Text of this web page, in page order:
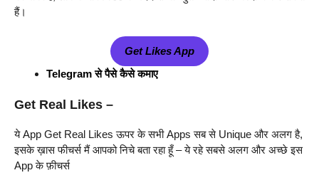
हैं।
Get Likes App
Telegram से पैसे कैसे कमाए
Get Real Likes –
ये App Get Real Likes ऊपर के सभी Apps सब से Unique और अलग है,
इसके ख़ास फीचर्स मैं आपको निचे बता रहा हूँ – ये रहे सबसे अलग और अच्छे इस
App के फ़ीचर्स